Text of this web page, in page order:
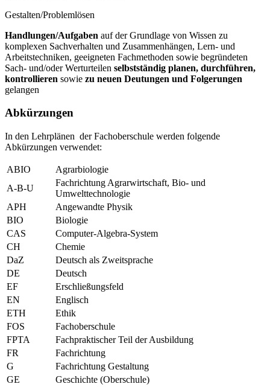
Gestalten/Problemlösen
Handlungen/Aufgaben auf der Grundlage von Wissen zu
komplexen Sachverhalten und Zusammenhängen, Lern- und
Arbeitstechniken, geeigneten Fachmethoden sowie begründeten
Sach- und/oder Werturteilen selbstständig planen, durchführen,
kontrollieren sowie zu neuen Deutungen und Folgerungen
gelangen
Abkürzungen
In den Lehrplänen der Fachoberschule werden folgende
Abkürzungen verwendet:
ABIO
Agrarbiologie
A-B-U
Fachrichtung Agrarwirtschaft, Bio- und
Umwelttechnologie
APH
Angewandte Physik
BIO
Biologie
CAS
Computer-Algebra-System
CH
Chemie
DaZ
Deutsch als Zweitsprache
DE
Deutsch
EF
Erschließungsfeld
EN
Englisch
ETH
Ethik
FOS
Fachoberschule
FPTA
Fachpraktischer Teil der Ausbildung
FR
Fachrichtung
G
Fachrichtung Gestaltung
GE
Geschichte (Oberschule)